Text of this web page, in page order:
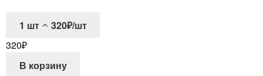
1 шт
320₽/шт
320₽
В корзину